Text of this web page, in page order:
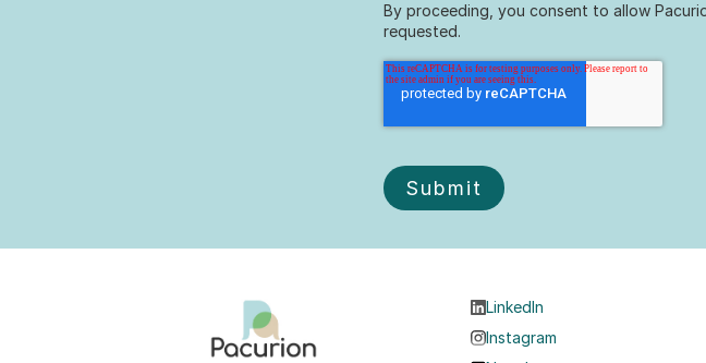
By proceeding, you consent to allow
requested.
LinkedIn
Instagram